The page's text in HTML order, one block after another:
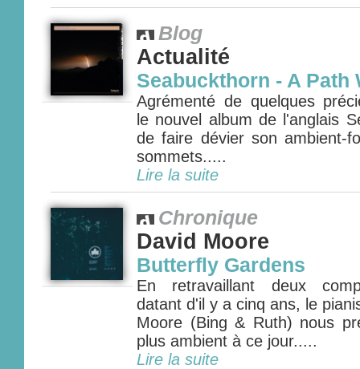
Blog
Actualité
Seabuckthorn - A Path
Agrémenté de quelques
le nouvel album de l'anglais
de faire dévier son ambient-
sommets.....
Lire la suite
Chronique
David Moore
Butterfly Gardens
En retravaillant deux
datant d'il y a cinq ans, le
Moore (Bing & Ruth) nous
plus ambient à ce jour.....
Lire la suite